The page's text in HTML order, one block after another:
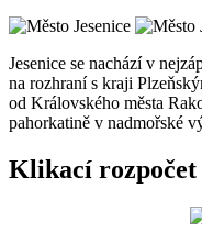
Jesenice se nachází v
na rozhraní s kraji
od Královského města
pahorkatině v nadmořské
Klikací rozpočet